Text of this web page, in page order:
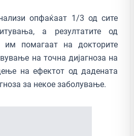
опфаќаат 1/3 од сите
а резултатите од
им помагаат на докторите
на точна дијагноза на
на ефектот од дадената
за некое заболување.